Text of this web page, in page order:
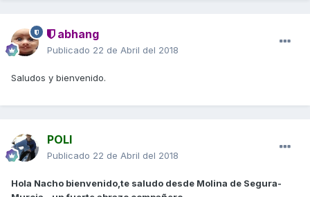
abhang
Publicado 22 de Abril del 2018
Saludos y bienvenido.
POLI
Publicado 22 de Abril del 2018
Hola Nacho bienvenido,te saludo desde Molina de Segura-